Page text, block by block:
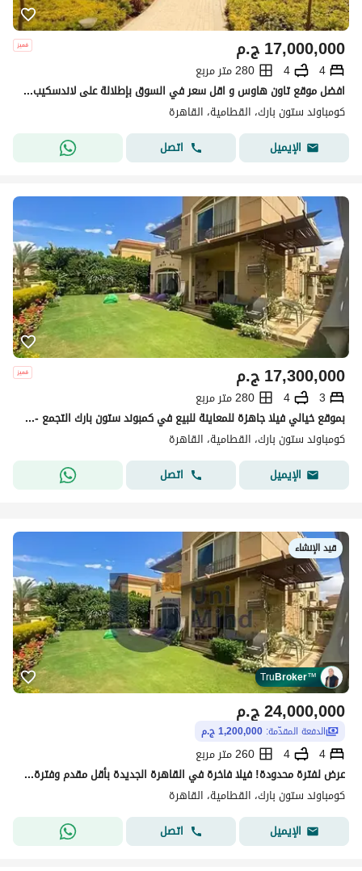
ج.م17,000,000
4
4
280 متر مربع
افضل موقع تاون هاوس و اقل سعر في السوق بإطلالة على لاندسكيب واسعة في ستون بارك STONE PARK
كومباوند ستون بارك، القطامية، القاهرة
الإيميل
اتصل
ج.م17,300,000
3
4
280 متر مربع
بموقع خيالي فيلا جاهزة للمعاينة للبيع في كمبوند ستون بارك التجمع - القاهرة الجديدة
كومباوند ستون بارك، القطامية، القاهرة
الإيميل
اتصل
قيد الإنشاء
TruBroker™
ج.م24,000,000
الدفعة المقدّمة: 1,200,000 ج.م
4
4
260 متر مربع
عرض لفترة محدودة! فيلا فاخرة في القاهرة الجديدة بأقل مقدم وفترة سداد تصل إلى ١٢ سنه بالقرب من west golf
كومباوند ستون بارك، القطامية، القاهرة
الإيميل
اتصل